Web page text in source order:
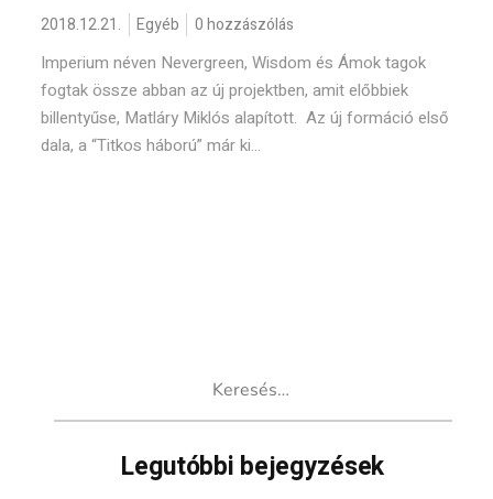
2018.12.21. Egyéb 0 hozzászólás
Imperium néven Nevergreen, Wisdom és Ámok tagok
fogtak össze abban az új projektben, amit előbbiek
billentyűse, Matláry Miklós alapított. Az új formáció első
dala, a “Titkos háború” már ki...
Legutóbbi bejegyzések